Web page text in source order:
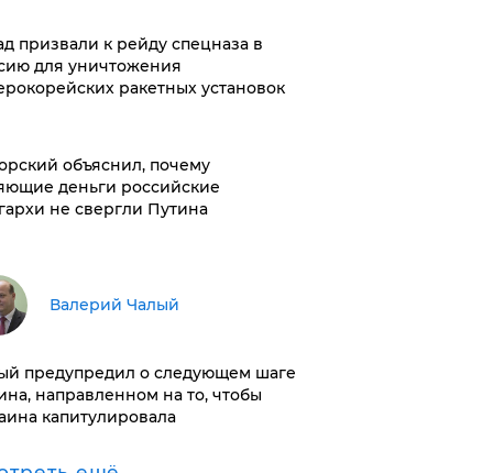
призвали к рейду спецназа в
для уничтожения
ракетных установок
объяснил, почему
деньги российские
не свергли Путина
Валерий Чалый
предупредил о следующем шаге
направленном на то, чтобы
капитулировала